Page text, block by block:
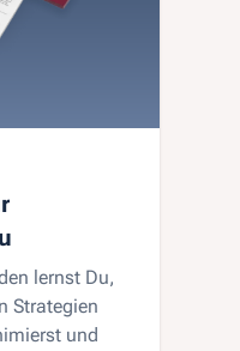
lernst Du,
Strategien
und